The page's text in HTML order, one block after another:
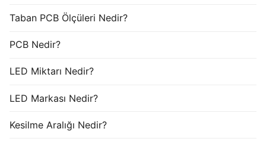
Taban PCB Ölçüleri Nedir?
PCB Nedir?
LED Miktarı Nedir?
LED Markası Nedir?
Kesilme Aralığı Nedir?